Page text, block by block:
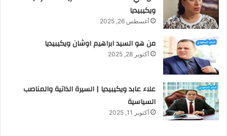
ويكيبيديا
أغسطس 26, 2025
من هو السيد ابراهيم اوشان ويكيبيديا
أكتوبر 28, 2025
علاء عابد ويكيبيديا | السيرة الذاتية والمناصب
السياسية
أكتوبر 11, 2025